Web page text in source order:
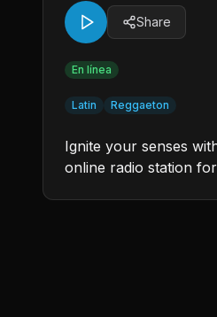
Share
En línea
Latin Reggaeton
Ignite your senses
online radio station